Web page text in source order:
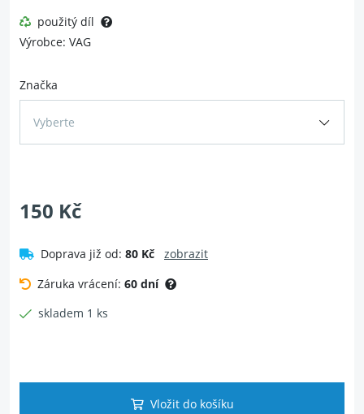
použitý díl
Výrobce: VAG
Značka
Vyberte
150 Kč
Doprava již od: 80 Kč
zobrazit
Záruka vrácení: 60 dní
skladem 1 ks
Vložit do košíku